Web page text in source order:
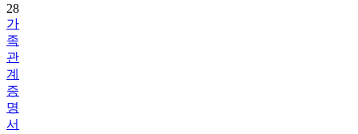
28
가
족
관
계
증
명
서